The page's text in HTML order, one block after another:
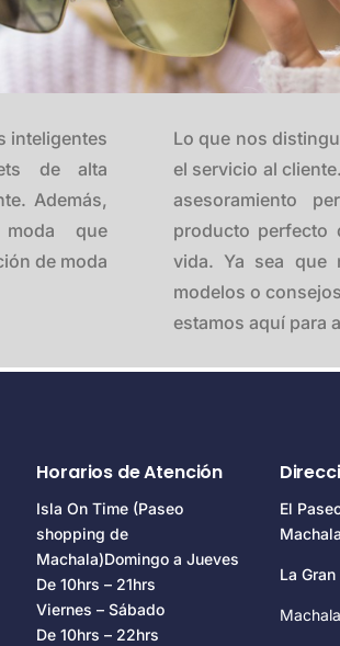
inteligentes
de alta
Además,
que
de moda
Lo que nos
el servicio al
asesoramiento
producto perfecto
vida. Ya sea que
modelos o
estamos aquí para
Horarios de Atención
Isla On Time (Paseo
shopping de
Machala)Domingo a Jueves
De 10hrs – 21hrs
Viernes – Sábado
De 10hrs – 22hrs
El
Machala
La